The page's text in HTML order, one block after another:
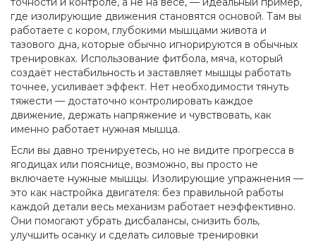
где изолирующие движения становятся основой. Там вы
работаете с кором, глубокими мышцами живота и
тазового дна, которые обычно игнорируются в обычных
тренировках. Использование фитбола, мяча, который
создаёт нестабильность и заставляет мышцы работать
точнее, усиливает эффект. Нет необходимости тянуть
тяжести — достаточно контролировать каждое
движение, держать напряжение и чувствовать, как
именно работает нужная мышца.
Если вы давно тренируетесь, но не видите прогресса в
ягодицах или пояснице, возможно, вы просто не
включаете нужные мышцы. Изолирующие упражнения —
это как настройка двигателя: без правильной работы
каждой детали весь механизм работает неэффективно.
Они помогают убрать дисбалансы, снизить боль,
улучшить осанку и сделать силовые тренировки